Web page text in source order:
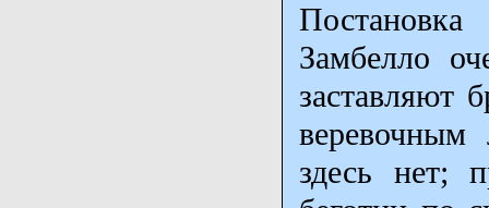
Замбелло
заставляют
здесь нет;